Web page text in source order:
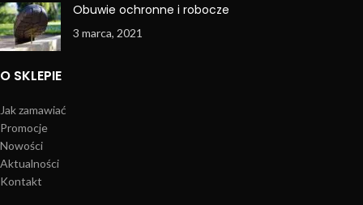
Obuwie ochronne i robocze
3 marca, 2021
O SKLEPIE
Jak zamawiać
Promocje
Nowości
Aktualności
Kontakt